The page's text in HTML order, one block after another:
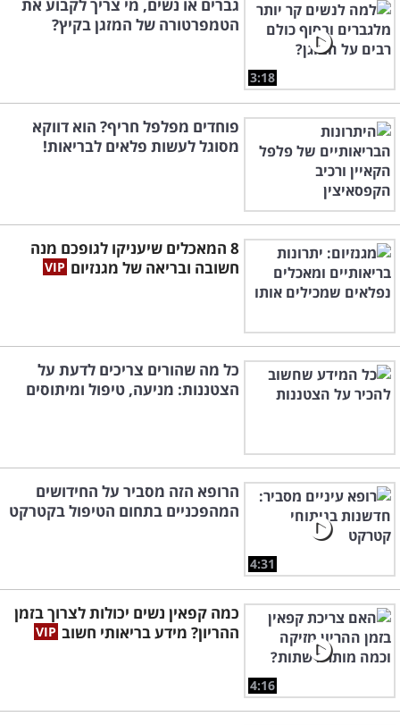
3:18
גברים או נשים, מי צריך לקבוע את
הטמפרטורה של המזגן בקיץ?
פוחדים מפלפל חריף? הוא דווקא
מסוגל לעשות פלאים לבריאות!
8 המאכלים שיעניקו לגופכם מנה
חשובה ובריאה של מגנזיום
כל מה שהורים צריכים לדעת על
הצטננות: מניעה, טיפול ומיתוסים
4:31
הרופא הזה מסביר על החידושים
המהפכניים בתחום הטיפול בקטרקט
4:16
כמה קפאין נשים יכולות לצרוך בזמן
ההריון? מידע בריאותי חשוב